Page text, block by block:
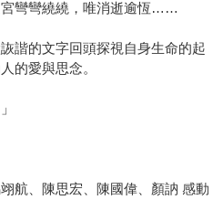
宮彎彎繞繞，唯消逝逾恆……
諧的文字回頭探視自身生命的起
的愛與思念。
航、陳思宏、陳國偉、顏訥 感動